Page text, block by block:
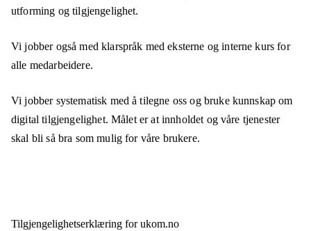
utforming og tilgjengelighet.
Vi jobber også med klarspråk med eksterne og interne kurs for
alle medarbeidere.
Vi jobber systematisk med å tilegne oss og bruke kunnskap om
digital tilgjengelighet. Målet er at innholdet og våre tjenester
skal bli så bra som mulig for våre brukere.
Tilgjengelighets­erklæring forukom.no